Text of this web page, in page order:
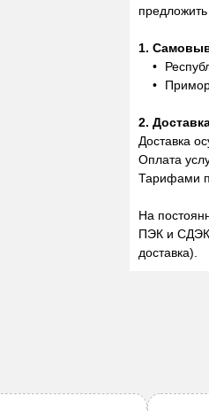
1.
2.
Доставка
Оплата
Тарифами
На
ПЭК и
доставка).